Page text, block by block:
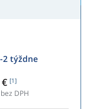
2 týždne
[1]
DPH